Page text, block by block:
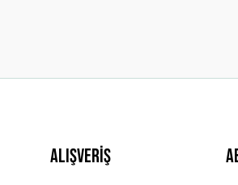
Alışveriş